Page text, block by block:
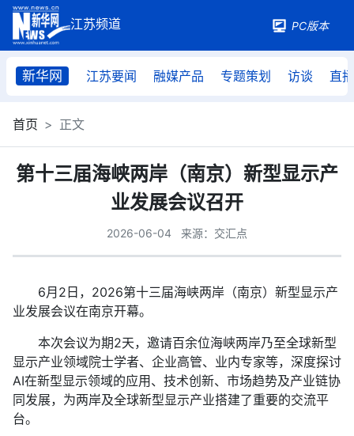
PC版本
新华网 江苏要闻 融媒产品 专题策划 访谈 直播
首页 正文
第十三届海峡两岸（南京）新型显示产
业发展会议召开
2026-06-04 来源：交汇点
6月2日，2026第十三届海峡两岸（南京）新型显示产
业发展会议在南京开幕。
本次会议为期2天，邀请百余位海峡两岸乃至全球新型
显示产业领域院士学者、企业高管、业内专家等，深度探讨
AI在新型显示领域的应用、技术创新、市场趋势及产业链协
同发展，为两岸及全球新型显示产业搭建了重要的交流平
台。